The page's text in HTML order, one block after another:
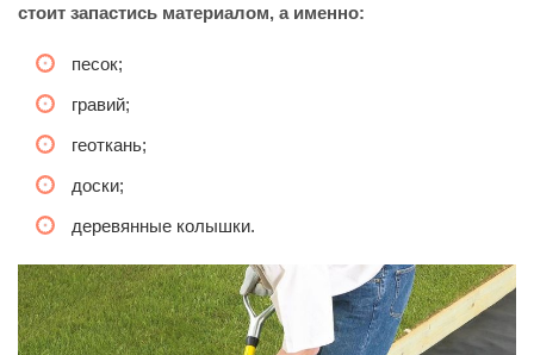
стоит запастись материалом, а именно:
песок;
гравий;
геоткань;
доски;
деревянные колышки.